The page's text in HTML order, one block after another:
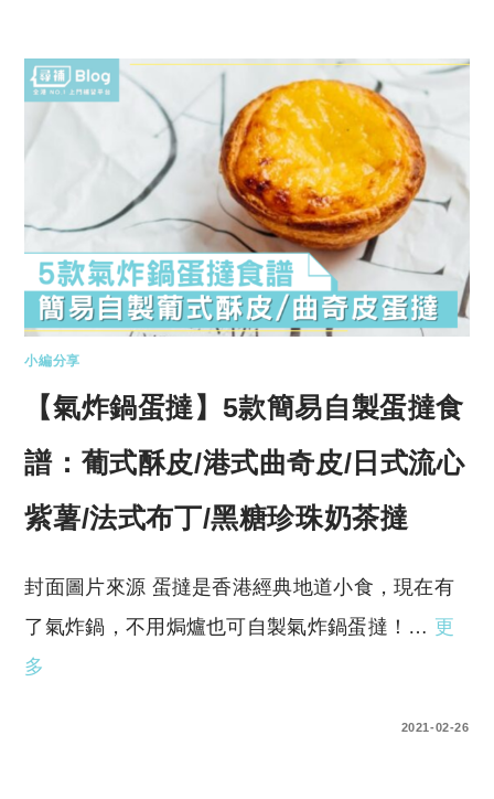
小編分享
【氣炸鍋蛋撻】5款簡易自製蛋撻食
譜：葡式酥皮/港式曲奇皮/日式流心
紫薯/法式布丁/黑糖珍珠奶茶撻
封面圖片來源 蛋撻是香港經典地道小食，現在有
了氣炸鍋，不用焗爐也可自製氣炸鍋蛋撻！… 更
多
2021-02-26